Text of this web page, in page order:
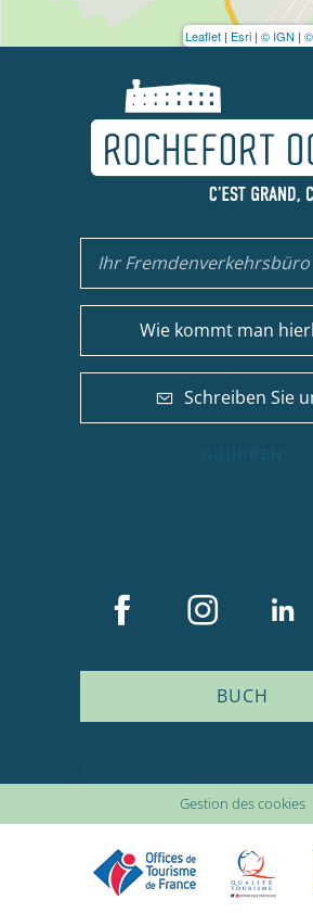
Leaflet | Esri | © IGN |
Ihr Fremdenverkehrsbüro
Wie kommt man
Schreiben Sie
BUCH
Gestion des cookies